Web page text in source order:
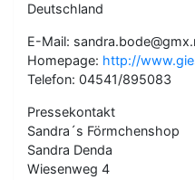
Deutschland
E-Mail:
Homepage: http://
Telefon: 04541/895083
Pressekontakt
Sandra´s Förmchenshop
Sandra Denda
Wiesenweg 4